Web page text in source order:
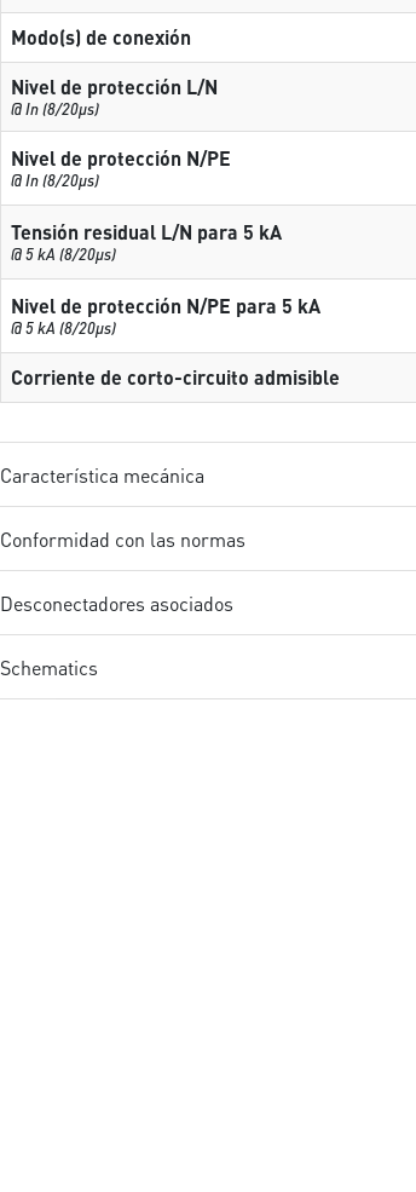
Modo(s) de conexión
Nivel de protección L/N
@ In (8/20µs)
Nivel de protección N/PE
@ In (8/20µs)
Tensión residual L/N para 5 kA
@ 5 kA (8/20µs)
Nivel de protección N/PE para 5 kA
@ 5 kA (8/20µs)
Corriente de corto-circuito admisible
Característica mecánica
Conformidad con las normas
Desconectadores asociados
Schematics